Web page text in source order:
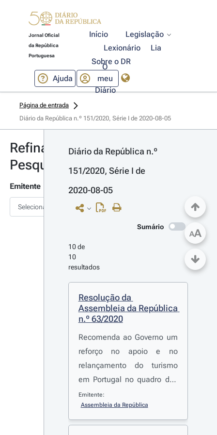
Jornal Oficial
da República
Portuguesa
Início
Legislação
Lexionário
Lia
Sobre o DR
Ajuda
O
meu
Diário
Página de entrada
Diário da República n.º 151/2020, Série I de 2020-08-05
Refinar
Pesquisa
Emitente
Selecionar
Diário da República n.º
151/2020, Série I de
2020-08-05
Sumário
10 de
10
resultados
Resolução da
Assembleia da República
n.º 63/2020
Recomenda ao Governo um
reforço no apoio e no
relançamento do turismo
em Portugal no quadro das
consequências da
pandemia da COVID-19
Emitente:
Assembleia da República
AA